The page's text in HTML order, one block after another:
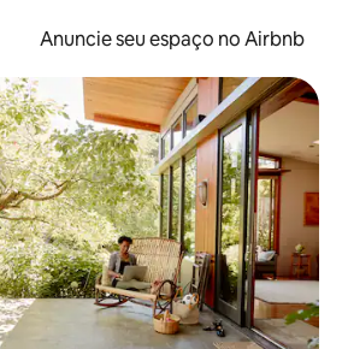
Anuncie seu espaço no Airbnb